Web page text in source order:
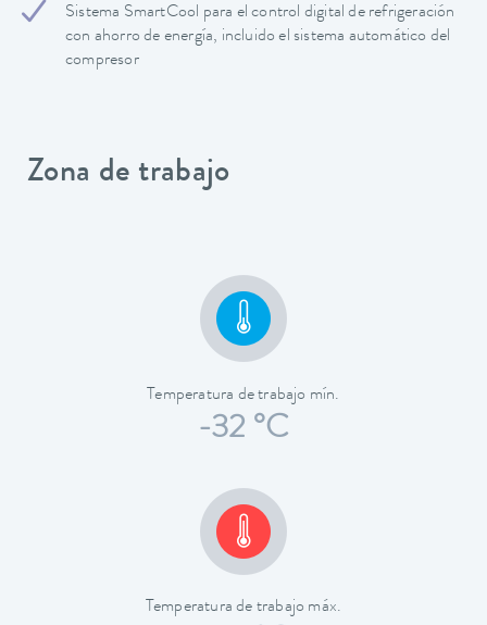
Sistema SmartCool para el control digital de refrigeración
con ahorro de energía, incluido el sistema automático del
compresor
Zona de trabajo
Temperatura de trabajo mín.
-32 °C
Temperatura de trabajo máx.